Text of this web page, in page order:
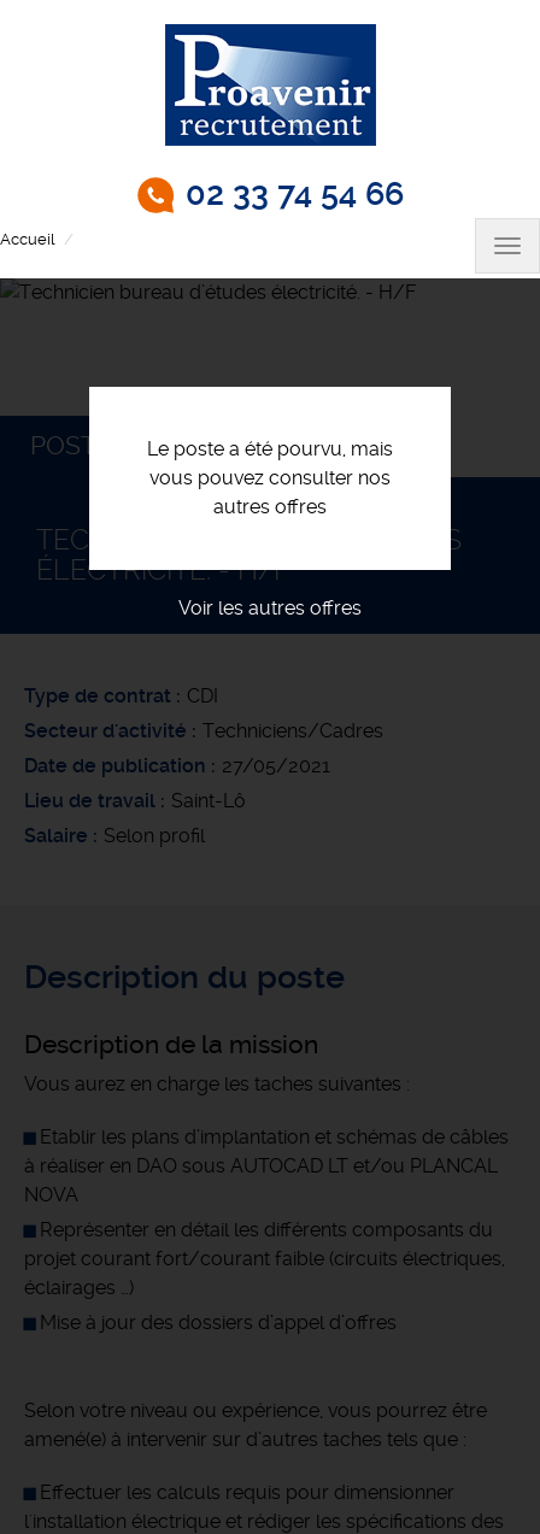
02 33 74 54 66
Accueil
Le poste a été pourvu, mais
vous pouvez consulter nos
autres offres
Voir les autres offres
POSTULEZ
TECHNICIEN BUREAU D’ÉTUDES
ÉLECTRICITÉ. - H/F
Type de contrat
CDI
Secteur d'activité
Techniciens/Cadres
Date de publication
27/05/2021
Lieu de travail
Saint-Lô
Salaire
Selon profil
Description du poste
Description de la mission
Vous aurez en charge les taches suivantes :
Etablir les plans d’implantation et schémas de câbles
à réaliser en DAO sous AUTOCAD LT et/ou PLANCAL
NOVA
Représenter en détail les différents composants du
projet courant fort/courant faible (circuits électriques,
éclairages …)
Mise à jour des dossiers d’appel d’offres
Selon votre niveau ou expérience, vous pourrez être
amené(e) à intervenir sur d’autres taches tels que :
Effectuer les calculs requis pour dimensionner
l'installation électrique et rédiger les spécifications des